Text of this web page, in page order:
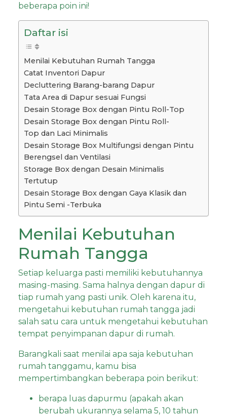
beberapa poin ini!
Daftar isi
Menilai Kebutuhan Rumah Tangga
Catat Inventori Dapur
Decluttering Barang-barang Dapur
Tata Area di Dapur sesuai Fungsi
Desain Storage Box dengan Pintu Roll-Top
Desain Storage Box dengan Pintu Roll-
Top dan Laci Minimalis
Desain Storage Box Multifungsi dengan Pintu
Berengsel dan Ventilasi
Storage Box dengan Desain Minimalis
Tertutup
Desain Storage Box dengan Gaya Klasik dan
Pintu Semi -Terbuka
Menilai Kebutuhan
Rumah Tangga
Setiap keluarga pasti memiliki kebutuhannya
masing-masing. Sama halnya dengan dapur di
tiap rumah yang pasti unik. Oleh karena itu,
mengetahui kebutuhan rumah tangga jadi
salah satu cara untuk mengetahui kebutuhan
tempat penyimpanan dapur di rumah.
Barangkali saat menilai apa saja kebutuhan
rumah tanggamu, kamu bisa
mempertimbangkan beberapa poin berikut:
berapa luas dapurmu (apakah akan
berubah ukurannya selama 5, 10 tahun